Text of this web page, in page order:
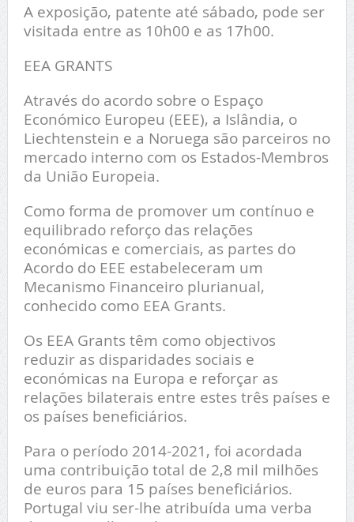
A exposição, patente até sábado, pode ser
visitada entre as 10h00 e as 17h00.
EEA GRANTS
Através do acordo sobre o Espaço
Económico Europeu (EEE), a Islândia, o
Liechtenstein e a Noruega são parceiros no
mercado interno com os Estados-Membros
da União Europeia.
Como forma de promover um contínuo e
equilibrado reforço das relações
económicas e comerciais, as partes do
Acordo do EEE estabeleceram um
Mecanismo Financeiro plurianual,
conhecido como EEA Grants.
Os EEA Grants têm como objectivos
reduzir as disparidades sociais e
económicas na Europa e reforçar as
relações bilaterais entre estes três países e
os países beneficiários.
Para o período 2014-2021, foi acordada
uma contribuição total de 2,8 mil milhões
de euros para 15 países beneficiários.
Portugal viu ser-lhe atribuída uma verba